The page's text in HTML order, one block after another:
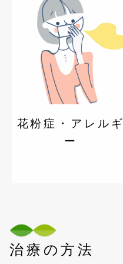
花粉症・アレルギ
ー
治療の方法